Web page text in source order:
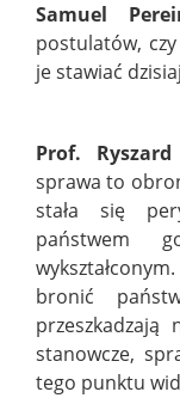
Samuel
postulatów,
je stawiać
Prof.
sprawa to
stała się
państwem
bronić
stanowcze,
tego punktu